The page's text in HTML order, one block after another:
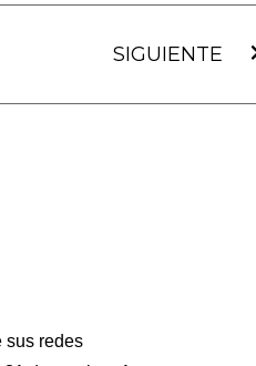
SIGUIENTE
sus redes